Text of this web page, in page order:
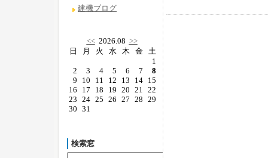
建機ブログ
<<2026.08 >>
日
2
9
16
23
30
月
3
10
17
24
31
火
4
11
18
25
水
5
12
19
26
木
6
13
20
27
金
7
14
21
28
土
1
8
15
22
29
検索窓